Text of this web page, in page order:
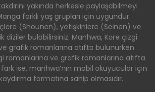
yakında herkesle paylaşabilmeyi
farklı yaş grupları için uygundur.
(Shounen), yetişkinlere (Seinen) ve
diziler bulabilirsiniz. Manhwa, Kore çizgi
grafik romanlarına atıfta bulunurken
romanlarına ve grafik romanlarına atıfta
ise, manhwa’nın mobil okuyucular için
formatına sahip olmasıdır.